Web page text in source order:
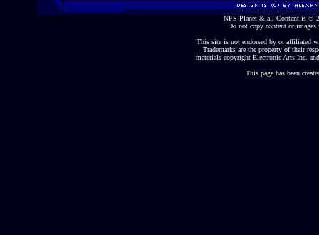
NFS-Planet & all Content is ©
Do not copy content or
This site is not endorsed by or affiliated
Trademarks are the property of their
materials copyright Electronic Arts Inc.
This page has been